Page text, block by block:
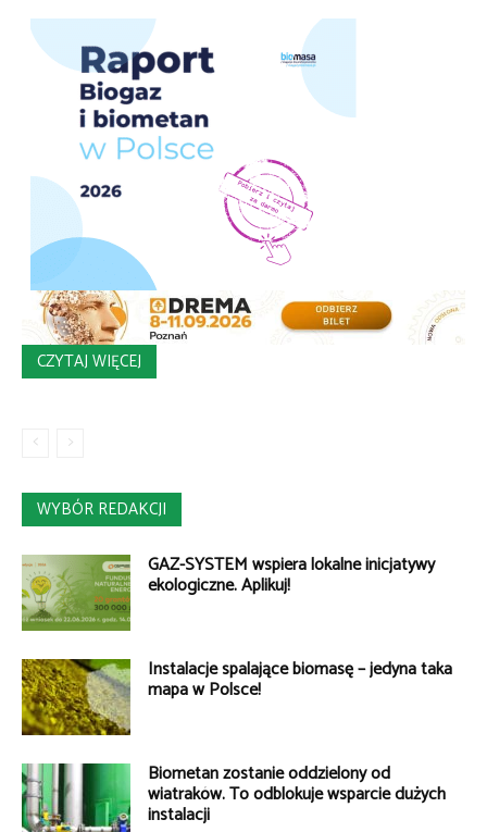
CZYTAJ WIĘCEJ
WYBÓR REDAKCJI
GAZ-SYSTEM wspiera lokalne inicjatywy
ekologiczne. Aplikuj!
Instalacje spalające biomasę – jedyna taka
mapa w Polsce!
Biometan zostanie oddzielony od
wiatraków. To odblokuje wsparcie dużych
instalacji